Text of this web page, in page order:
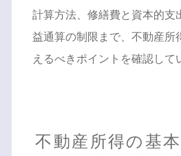
計算方法、修繕費と資本的支
益通算の制限まで、不動産所
えるべきポイントを確認して
不動産所得の基